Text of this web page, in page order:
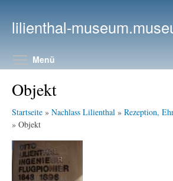
lilienthal-
Menü
Objekt
Startseite » Nachlass Lilienthal » Rezeption,
» Objekt